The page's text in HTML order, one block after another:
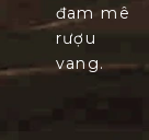
đam mê
rượu
vang.